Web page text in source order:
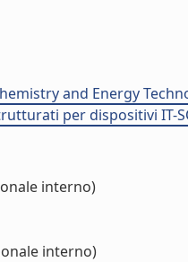
and Energy
per dispositivi IT-
interno)
interno)